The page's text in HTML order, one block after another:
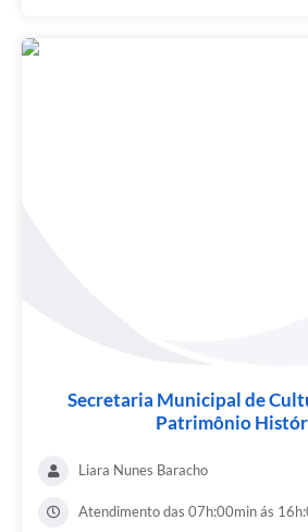
Secretaria Municipal de
Patrimônio
Liara Nunes Baracho
Atendimento das 07h:00min ás